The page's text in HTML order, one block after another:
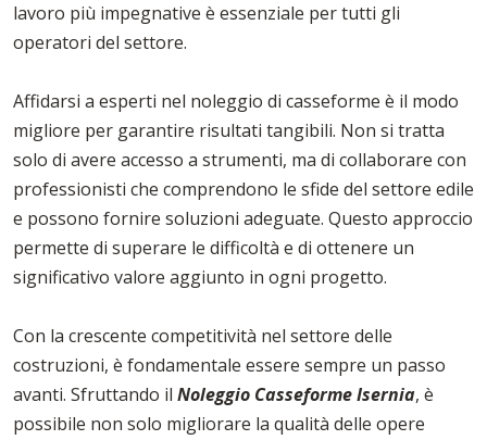
lavoro più impegnative è essenziale per tutti gli
operatori del settore.
Affidarsi a esperti nel noleggio di casseforme è il modo
migliore per garantire risultati tangibili. Non si tratta
solo di avere accesso a strumenti, ma di collaborare con
professionisti che comprendono le sfide del settore edile
e possono fornire soluzioni adeguate. Questo approccio
permette di superare le difficoltà e di ottenere un
significativo valore aggiunto in ogni progetto.
Con la crescente competitività nel settore delle
costruzioni, è fondamentale essere sempre un passo
avanti. Sfruttando il Noleggio Casseforme Isernia, è
possibile non solo migliorare la qualità delle opere